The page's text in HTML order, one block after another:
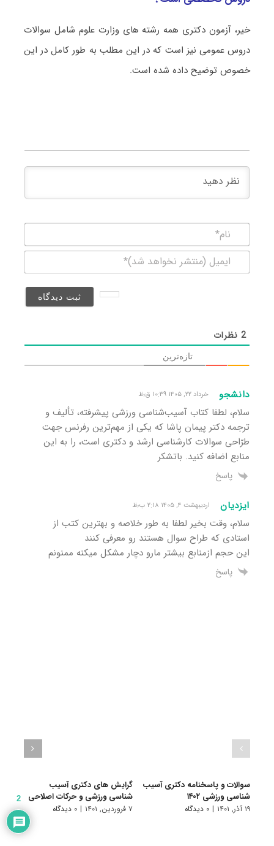
خیر، آزمون دکتری همه رشته های وزارت علوم شامل سوالات
دروس عمومی نیز است که در این مطلب به طور کامل در این
خصوص توضیح داده شده است.
(منتشر
2نظرات
تازه‌ترین
دانشجو خرداد ۲۲, ۱۴۰۵ ۱۰:۳۹ ق٫ظ
سلام، لطفا کتاب آسیب‌شناسی ورزشی پیشرفته، تألیف و
ترجمه دکتر پیمان پاشا که یکی از مهم‌ترین رفرنس جهت
طرّاحی سوالات کارشناسی ارشد و دکتری است، را به این
منابع اضافه کنید. باتشکر
پاسخ
ایزدیان اردیبهشت ۴, ۱۴۰۵ ۲:۱۸ ب٫ظ
سلام، وقت بخیر لطفا به طور خلاصه و بهترین کتب از
استادی که طراح سوال هستند رو معرفی کنند
این حجم ازمنابع بیشتر مارو دچار مشکل میکنه ممنونم
پاسخ
سوالات و پاسخنامه دکتری آسیب
شناسی ورزشی ۱۴۰۲
۱۹ آذر, ۱۴۰۱ | ۰ دیدگاه
گرایش های دکتری آسیب
شناسی ورزشی و حرکات اصلاحی
۷ فروردین, ۱۴۰۱ | ۰ دیدگاه ۱۶ آبان, ۱۴۰۰
2